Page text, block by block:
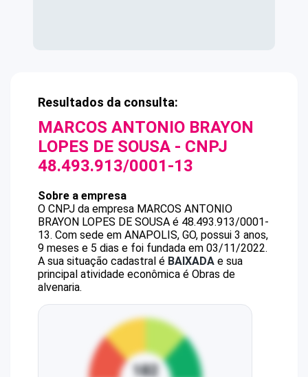
Resultados da consulta:
MARCOS ANTONIO BRAYON
LOPES DE SOUSA - CNPJ
48.493.913/0001-13
Sobre a empresa
O CNPJ da empresa MARCOS ANTONIO
BRAYON LOPES DE SOUSA é 48.493.913/0001-
13. Com sede em ANAPOLIS, GO, possui 3 anos,
9 meses e 5 dias e foi fundada em 03/11/2022.
A sua situação cadastral é BAIXADA e sua
principal atividade econômica é Obras de
alvenaria.